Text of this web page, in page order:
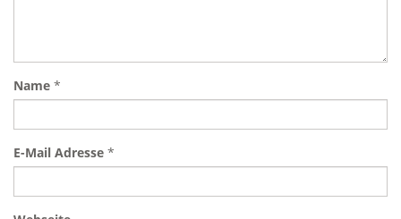
Name *
E-Mail Adresse *